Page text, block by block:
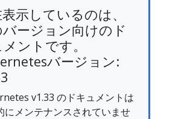
示しているのは、
ージョン向けのド
ントです。
バージョン:
v1.33 のドキュメントは
にメンテナンスされていませ